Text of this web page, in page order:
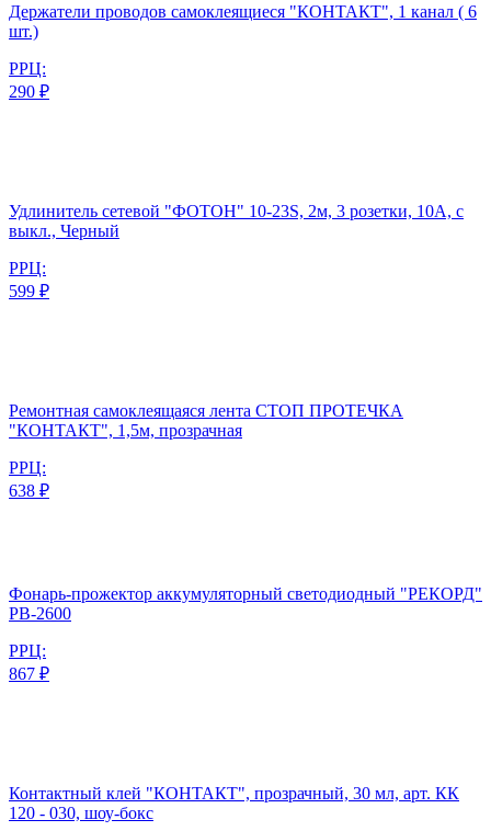
Держатели проводов самоклеящиеся "КОНТАКТ", 1 канал ( 6
шт.)
РРЦ:
290 ₽
Удлинитель сетевой "ФОТОН" 10-23S, 2м, 3 розетки, 10А, с
выкл., Черный
РРЦ:
599 ₽
Ремонтная самоклеящаяся лента СТОП ПРОТЕЧКА
"КОНТАКТ", 1,5м, прозрачная
РРЦ:
638 ₽
Фонарь-прожектор аккумуляторный светодиодный "РЕКОРД"
PB-2600
РРЦ:
867 ₽
Контактный клей "КОНТАКТ", прозрачный, 30 мл, арт. КК
120 - 030, шоу-бокс